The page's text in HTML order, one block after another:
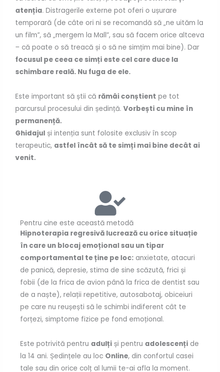
atenția. Distragerile externe pot oferi o ușurare
temporară (de câte ori ni se recomandă să „ne uităm la
un film”, să „mergem la Mall”, sau să facem orice altceva
– că poate o să treacă și o să ne simțim mai bine). Dar
focusul pe ceea ce simți este cel care duce la
schimbare reală. Nu fuga de ele.
Este important să știi că rămâi conștient pe tot
parcursul procesului din ședință.Vorbești cu mine în
permanență.
Ghidajul și intenția sunt folosite exclusiv în scop
terapeutic, astfel încât să te simți mai bine decât ai
venit.
Pentru cine este această metodă
Hipnoterapia regresivă lucrează cu orice situație
în care un blocaj emoțional sau un tipar
comportamental te ține pe loc: anxietate, atacuri
de panică, depresie, stima de sine scăzută, frici și
fobii (de la frica de avion până la frica de dentist sau
de a naște), relații repetitive, autosabotaj, obiceiuri
pe care nu reușești să le schimbi indiferent cât te
forțezi, simptome fizice pe fond emoțional.
Este potrivită pentru adulți și pentru adolescenți de
la 14 ani. Ședințele au loc Online, din confortul casei
tale sau din orice colț al lumii te-ai afla la moment.